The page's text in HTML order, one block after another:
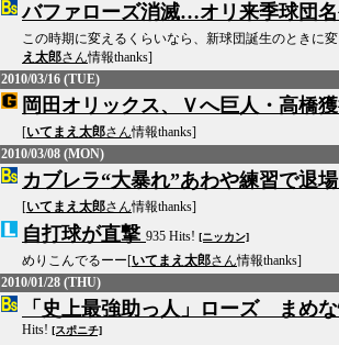
バファローズ消滅…オリ来季球団
この時期に変えるくらいなら、新球団誕生のときに
え太郎さん情報thanks]
2010/03/16 (TUE)
岡田オリックス、Ｖへ巨人・高橋
[いてまえ太郎さん情報thanks]
2010/03/08 (MON)
カブレラ“大暴れ”あわや練習で退
[いてまえ太郎さん情報thanks]
自打球が直撃 935 Hits! [ニッカン]
めりこんでるーー[いてまえ太郎さん情報thanks]
2010/01/28 (THU)
「史上最強助っ人」ローズ まめ
Hits! [スポニチ]